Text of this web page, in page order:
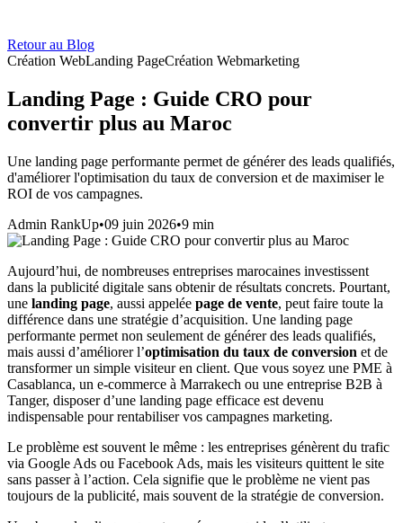
Retour au Blog
Création WebLanding PageCréation Webmarketing
Landing Page : Guide CRO pour
convertir plus au Maroc
Une landing page performante permet de générer des leads qualifiés,
d'améliorer l'optimisation du taux de conversion et de maximiser le
ROI de vos campagnes.
Admin RankUp•09 juin 2026•9 min
Aujourd’hui, de nombreuses entreprises marocaines investissent
dans la publicité digitale sans obtenir de résultats concrets. Pourtant,
une landing page, aussi appelée page de vente, peut faire toute la
différence dans une stratégie d’acquisition. Une landing page
performante permet non seulement de générer des leads qualifiés,
mais aussi d’améliorer l’optimisation du taux de conversion et de
transformer un simple visiteur en client. Que vous soyez une PME à
Casablanca, un e-commerce à Marrakech ou une entreprise B2B à
Tanger, disposer d’une landing page efficace est devenu
indispensable pour rentabiliser vos campagnes marketing.
Le problème est souvent le même : les entreprises génèrent du trafic
via Google Ads ou Facebook Ads, mais les visiteurs quittent le site
sans passer à l’action. Cela signifie que le problème ne vient pas
toujours de la publicité, mais souvent de la stratégie de conversion.